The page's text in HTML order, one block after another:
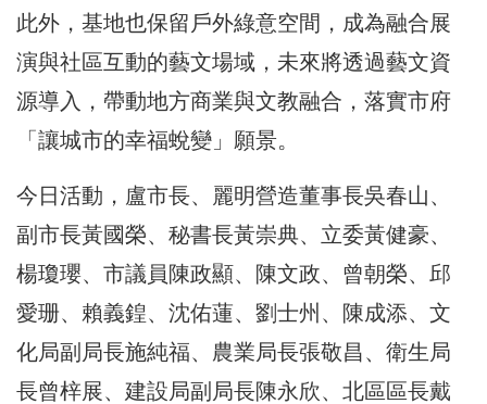
此外，基地也保留戶外綠意空間，成為融合展
演與社區互動的藝文場域，未來將透過藝文資
源導入，帶動地方商業與文教融合，落實市府
「讓城市的幸福蛻變」願景。
今日活動，盧市長、麗明營造董事長吳春山、
副市長黃國榮、秘書長黃崇典、立委黃健豪、
楊瓊瓔、市議員陳政顯、陳文政、曾朝榮、邱
愛珊、賴義鍠、沈佑蓮、劉士州、陳成添、文
化局副局長施純福、農業局長張敬昌、衛生局
長曾梓展、建設局副局長陳永欣、北區區長戴